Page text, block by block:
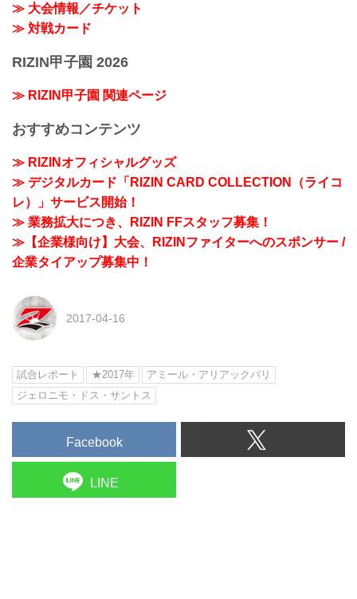
≫ 大会情報／チケット
≫ 対戦カード
RIZIN甲子園 2026
≫ RIZIN甲子園 関連ページ
おすすめコンテンツ
≫ RIZINオフィシャルグッズ
≫ デジタルカード「RIZIN CARD COLLECTION（ライコ
レ）」サービス開始！
≫ 業務拡大につき、RIZIN FFスタッフ募集！
≫【企業様向け】大会、RIZINファイターへのスポンサー /
企業タイアップ募集中！
2017-04-16
試合レポート ★2017年
アミール・アリアックバリ
ジェロニモ・ドス・サントス
Facebook
LINE